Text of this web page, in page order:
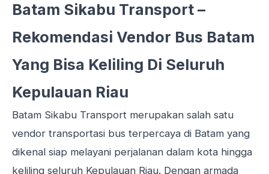
Batam Sikabu Transport –
Rekomendasi Vendor Bus Batam
Yang Bisa Keliling Di Seluruh
Kepulauan Riau
Batam Sikabu Transport merupakan salah satu
vendor transportasi bus terpercaya di Batam yang
dikenal siap melayani perjalanan dalam kota hingga
keliling seluruh Kepulauan Riau. Dengan armada